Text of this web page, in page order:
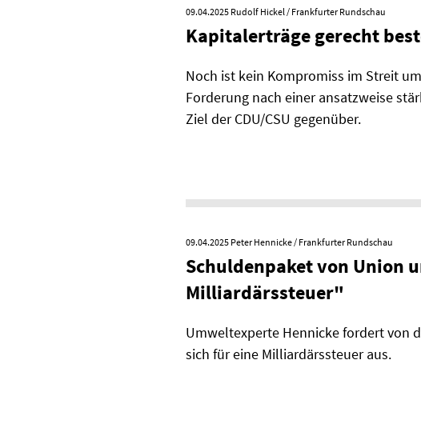
09.04.2025 Rudolf Hickel / Frankfurter Rundschau
Kapitalerträge gerecht
Noch ist kein Kompromiss im Streit
Forderung nach einer ansatzweise
Ziel der CDU/CSU ge­genüber.
09.04.2025 Peter Hennicke / Frankfurter Rundschau
Schuldenpaket von Union
Milliardärssteuer"
Umweltexperte Hennicke fordert von
sich für eine Milliardärssteuer aus.